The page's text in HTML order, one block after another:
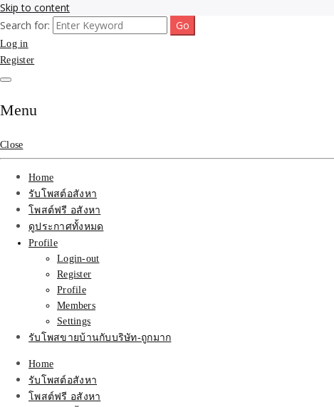
Skip to content
รับจ้างโพสขายบ้าน ที่ดิน ติ
ที่ดิน ราคา ถูกและดีที่สุด บริ
เว็บขายบ้าน คุณภาพอันดับ1
รับจ้างโพสขายบ้าน ที่ดิน ไม่มีค่านายหน้า กับบริษัท SEO-AI เน้นติดหน้าแรก
ไทย ช่วยคุณขายบ้าน อสังหา สินค้าได้จริงๆ ราคาถูกและดี มีอยู่จริง
Search for:
Log in
Register
Menu
Close
Home
รับโพสต์อสังหา
โพสต์ฟรี อสังหา
ดูประกาศทั้งหมด
Profile
Login-out
Register
Profile
Members
Settings
รับโพสขายบ้านกับบริษัท-ถูกมาก
Home
รับโพสต์อสังหา
โพสต์ฟรี อสังหา